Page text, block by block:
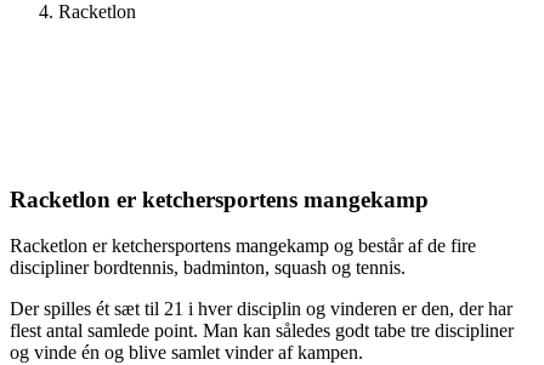
Racketlon
Racketlon er ketchersportens mangekamp
Racketlon er ketchersportens mangekamp og består af de fire
discipliner bordtennis, badminton, squash og tennis.
Der spilles ét sæt til 21 i hver disciplin og vinderen er den, der har
flest antal samlede point. Man kan således godt tabe tre discipliner
og vinde én og blive samlet vinder af kampen.